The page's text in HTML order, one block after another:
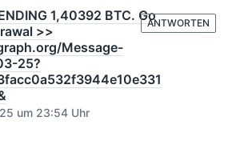
1,40392 BTC. Go
>>
Message-
25?
um 23:54 Uhr
ANTWORTEN